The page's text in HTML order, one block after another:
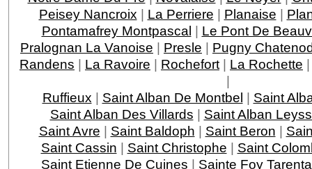
Peisey Nancroix | La Perriere | Planaise |
Pontamafrey Montpascal | Le Pont De
Pralognan La Vanoise | Presle | Pugny
Randens | La Ravoire | Rochefort | La Rochette
|
Ruffieux | Saint Alban De Montbel | Saint
Saint Alban Des Villards | Saint Alban
Saint Avre | Saint Baldoph | Saint Beron |
Saint Cassin | Saint Christophe | Saint
Saint Etienne De Cuines | Sainte Foy